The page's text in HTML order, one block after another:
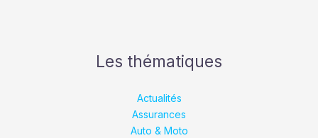
Les thématiques
Actualités
Assurances
Auto & Moto